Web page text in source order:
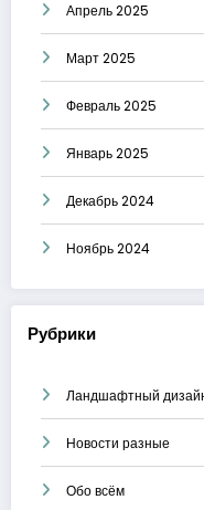
Апрель 2025
Март 2025
Февраль 2025
Январь 2025
Декабрь 2024
Ноябрь 2024
Рубрики
Ландшафтный
Новости разные
Обо всём